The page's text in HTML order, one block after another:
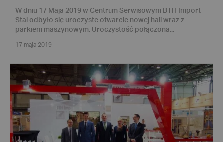
W dniu 17 Maja 2019 w Centrum Serwisowym BTH Import
Stal odbyło się uroczyste otwarcie nowej hali wraz z
parkiem maszynowym. Uroczystość połączona...
17 maja 2019